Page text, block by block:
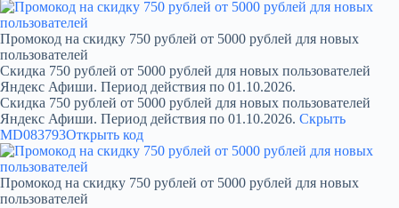
Промокод на скидку 750 рублей от 5000 рублей для новых
пользователей
Скидка 750 рублей от 5000 рублей для новых пользователей
Яндекс Афиши. Период действия по 01.10.2026.
Скидка 750 рублей от 5000 рублей для новых пользователей
Яндекс Афиши. Период действия по 01.10.2026. Скрыть
MD083793Открыть код
Промокод на скидку 750 рублей от 5000 рублей для новых
пользователей